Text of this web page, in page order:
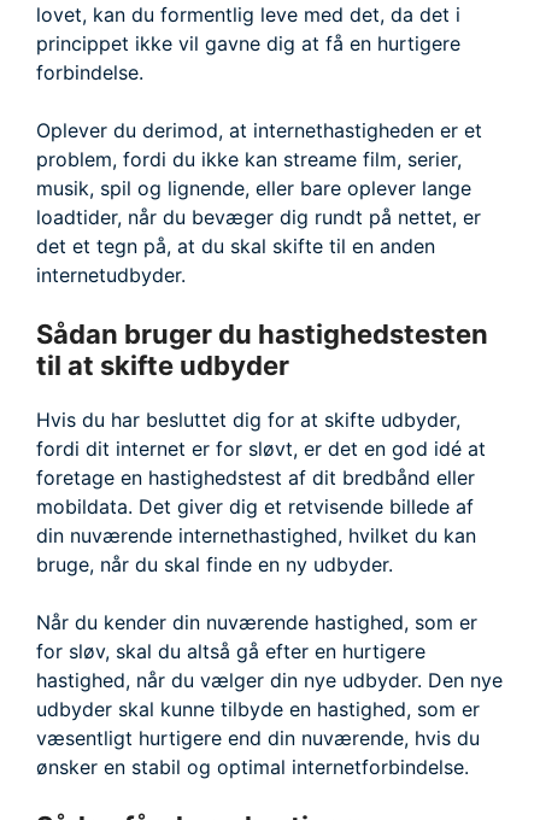
lovet, kan du formentlig leve med det, da det i
princippet ikke vil gavne dig at få en hurtigere
forbindelse.
Oplever du derimod, at internethastigheden er et
problem, fordi du ikke kan streame film, serier,
musik, spil og lignende, eller bare oplever lange
loadtider, når du bevæger dig rundt på nettet, er
det et tegn på, at du skal skifte til en anden
internetudbyder.
Sådan bruger du hastighedstesten
til at skifte udbyder
Hvis du har besluttet dig for at skifte udbyder,
fordi dit internet er for sløvt, er det en god idé at
foretage en hastighedstest af dit bredbånd eller
mobildata. Det giver dig et retvisende billede af
din nuværende internethastighed, hvilket du kan
bruge, når du skal finde en ny udbyder.
Når du kender din nuværende hastighed, som er
for sløv, skal du altså gå efter en hurtigere
hastighed, når du vælger din nye udbyder. Den nye
udbyder skal kunne tilbyde en hastighed, som er
væsentligt hurtigere end din nuværende, hvis du
ønsker en stabil og optimal internetforbindelse.